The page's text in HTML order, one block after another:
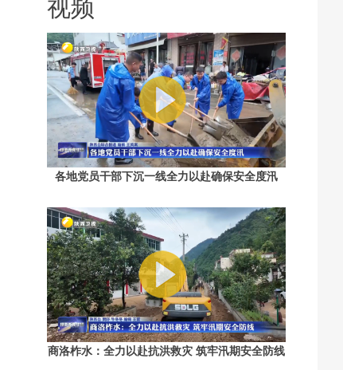
视频
各地党员干部下沉一线全力以赴确保安全度汛
商洛柞水：全力以赴抗洪救灾 筑牢汛期安全防线